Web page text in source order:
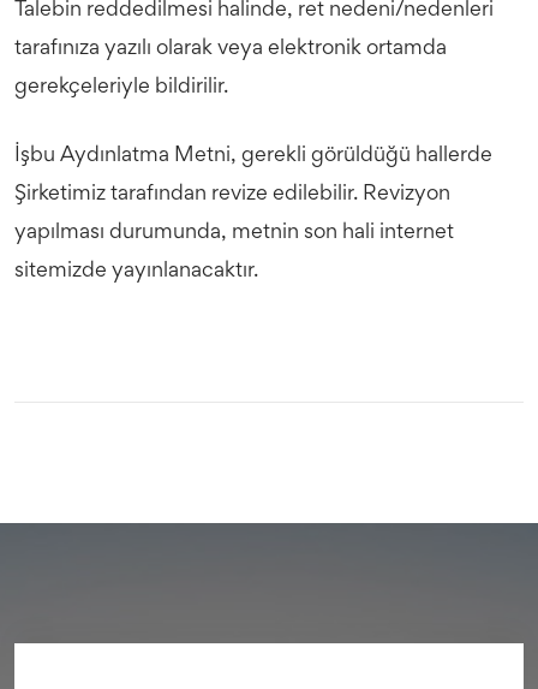
Talebin reddedilmesi halinde, ret nedeni/nedenleri
tarafınıza yazılı olarak veya elektronik ortamda
gerekçeleriyle bildirilir.
İşbu Aydınlatma Metni, gerekli görüldüğü hallerde
Şirketimiz tarafından revize edilebilir. Revizyon
yapılması durumunda, metnin son hali internet
sitemizde yayınlanacaktır.